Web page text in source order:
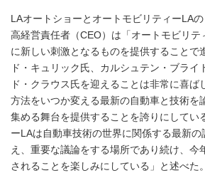
LAオートショーとオートモビリティーLA
高経営責任者（CEO）は「オートモビリテ
に新しい刺激となるものを提供することで
ド・キュリック氏、カルシュテン・ブライ
ド・クラウス氏を迎えることは非常に喜ば
方法をいつか変える最新の自動車と技術を
集める舞台を提供することを誇りにしてい
ーLAは自動車技術の世界に関係する最新
え、重要な議論をする場所であり続け、今
されることを楽しみにしている」と述べた。